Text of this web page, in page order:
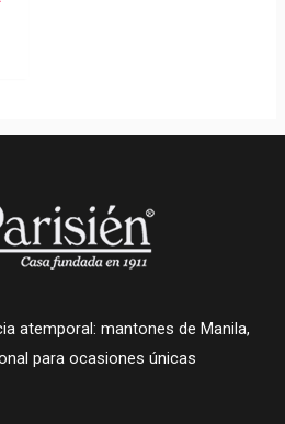
atemporal: mantones de Manila,
para ocasiones únicas